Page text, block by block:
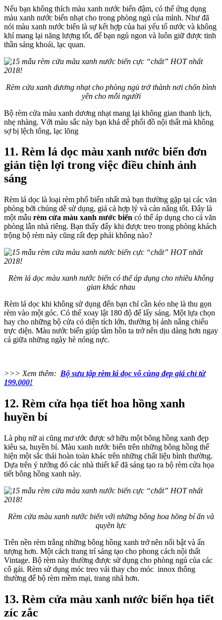
Nếu bạn không thích màu xanh nước biển đậm, có thể ứng dụng
màu xanh nước biển nhạt cho trong phòng ngủ của mình. Như đã
nói màu xanh nước biển là sự kết hợp của hai yếu tố nước và không
khí mang lại năng lượng tốt, để bạn ngủ ngon và luôn giữ được tinh
thần sảng khoái, lạc quan.
Rèm cửa xanh dương nhạt cho phòng ngủ trở thành nơi chốn bình
yên cho mỗi người
Bộ rèm cửa màu xanh dương nhạt mang lại không gian thanh lịch,
nhẹ nhàng. Với màu sắc này bạn khá dễ phối đồ nội thất mà không
sợ bị lệch tông, lạc lõng
11. Rèm lá dọc màu xanh nước biển đơn
giản tiện lợi trong việc điều chỉnh ánh
sáng
Rèm lá dọc là loại rèm phổ biến nhất mà bạn thường gặp tại các văn
phòng bởi chúng dễ sử dụng, giá cả hợp lý và cản nắng tốt. Đây là
một mẫu rèm cửa màu xanh nước biển có thể áp dụng cho cả văn
phòng lẫn nhà riêng. Bạn thấy đấy khi được treo trong phòng khách
trộng bộ rèm này cũng rất đẹp phải không nào?
Rèm lá dọc màu xanh nước biển có thể áp dụng cho nhiều không
gian khác nhau
Rèm lá dọc khi không sử dụng đến bạn chỉ cần kéo nhẹ là thu gọn
rèm vào một góc. Có thể xoay lật 180 độ để lấy sáng. Một lựa chọn
hay cho những bộ cửa có diện tích lớn, thường bị ánh nắng chiếu
trực diện. Màu nước biển giúp tâm hồn ta trở nên dịu dàng hơn ngay
cả giữa những ngày hè nóng nực.
>>> Xem thêm: Bộ sưu tập rèm lá dọc vô cùng đẹp giá chỉ từ
199.000!
12. Rèm cửa họa tiết hoa hồng xanh
huyền bí
Là phụ nữ ai cũng mơ ước được sở hữu một bông hồng xanh đẹp
kiêu sa, huyền bí. Màu xanh nước biển trên những bông hồng thể
hiện một sắc thái hoàn toàn khác trên những chất liệu bình thường.
Dựa trên ý tưởng đó các nhà thiết kế đã sáng tạo ra bộ rèm cửa họa
tiết bông hồng xanh này.
Rèm cửa màu xanh nước biển với những bông hoa hồng bí ẩn và
quyền lực
Trên nền rèm trắng những bông hồng xanh trở nên nổi bật và ấn
tượng hơn. Một cách trang trí sáng tạo cho phong cách nội thất
Vintage. Bộ rèm này thường được sử dụng cho phòng ngủ của các
cô gái. Rèm sử dụng móc treo vải thay cho móc innox thông
thường để bộ rèm mềm mại, trang nhã hơn.
13. Rèm cửa màu xanh nước biển họa tiết
zíc zắc